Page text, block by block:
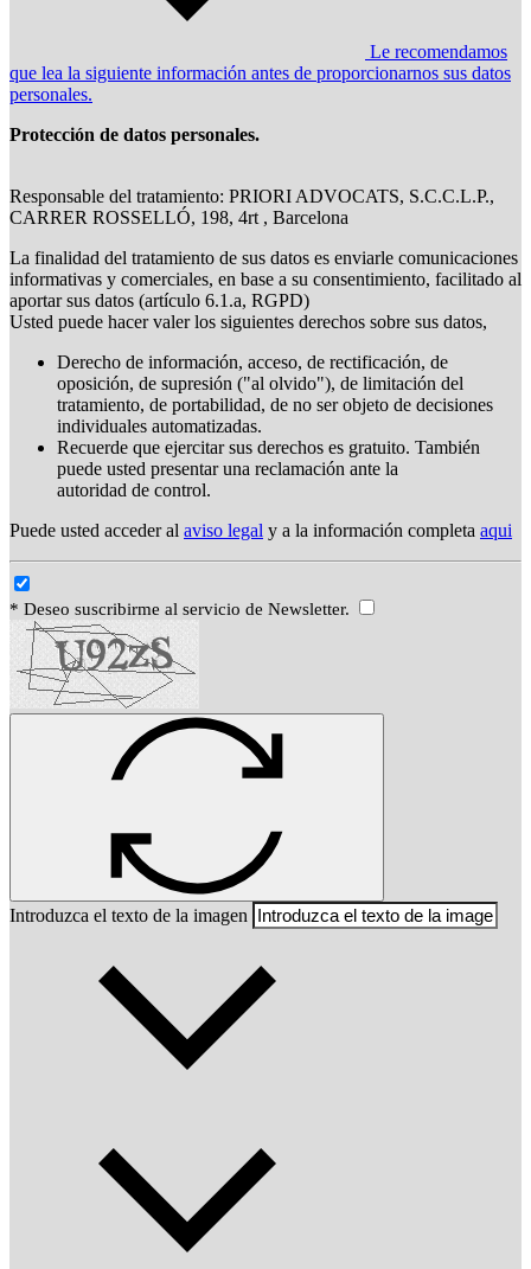
Le recomendamos
que lea la siguiente información antes de proporcionarnos sus datos
personales.
Protección de datos personales.
Responsable del tratamiento: PRIORI ADVOCATS, S.C.C.L.P.,
CARRER ROSSELLÓ, 198, 4rt , Barcelona
La finalidad del tratamiento de sus datos es enviarle comunicaciones
informativas y comerciales, en base a su consentimiento, facilitado al
aportar sus datos (artículo 6.1.a, RGPD)
Usted puede hacer valer los siguientes derechos sobre sus datos,
Derecho de información, acceso, de rectificación, de
oposición, de supresión ("al olvido"), de limitación del
tratamiento, de portabilidad, de no ser objeto de decisiones
individuales automatizadas.
Recuerde que ejercitar sus derechos es gratuito. También
puede usted presentar una reclamación ante la
autoridad de control.
Puede usted acceder al aviso legal y a la información completa aqui
* Deseo suscribirme al servicio de Newsletter.
Introduzca el texto de la imagen